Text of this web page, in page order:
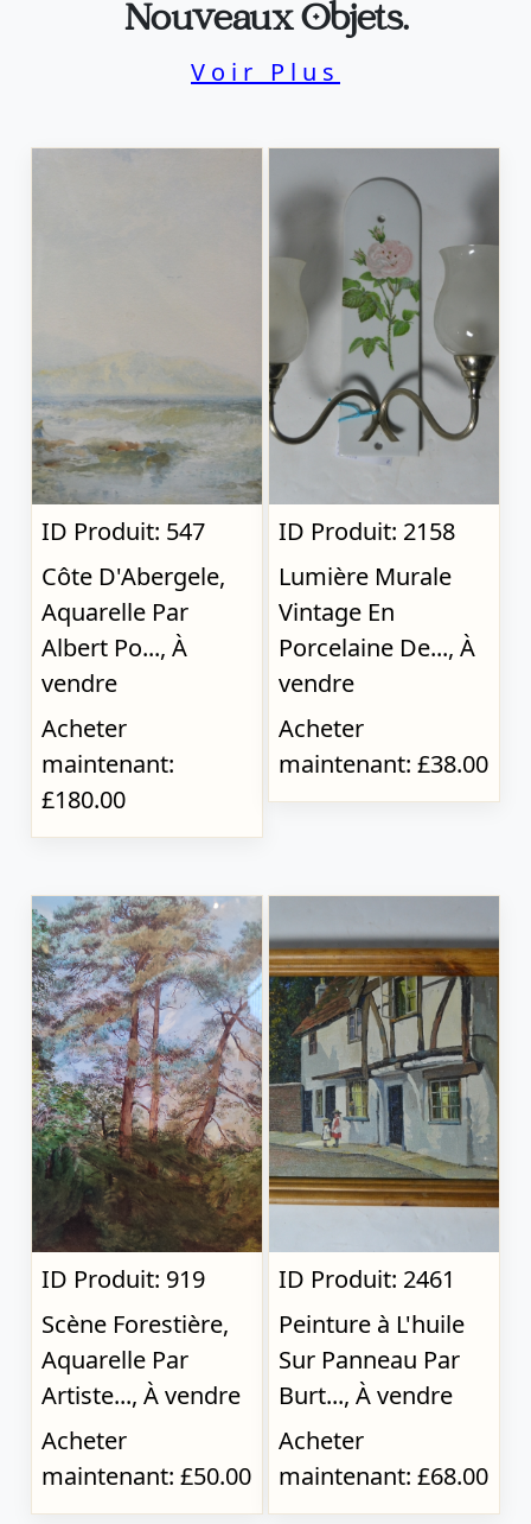
Nouveaux Objets.
Voir Plus
ID Produit: 547
Côte D'Abergele,
Aquarelle Par
Albert Po..., À
vendre
Acheter
maintenant:
£180.00
ID Produit: 2158
Lumière Murale
Vintage En
Porcelaine De..., À
vendre
Acheter
maintenant: £38.00
ID Produit: 919
Scène Forestière,
Aquarelle Par
Artiste..., À vendre
Acheter
maintenant: £50.00
ID Produit: 2461
Peinture à L'huile
Sur Panneau Par
Burt..., À vendre
Acheter
maintenant: £68.00